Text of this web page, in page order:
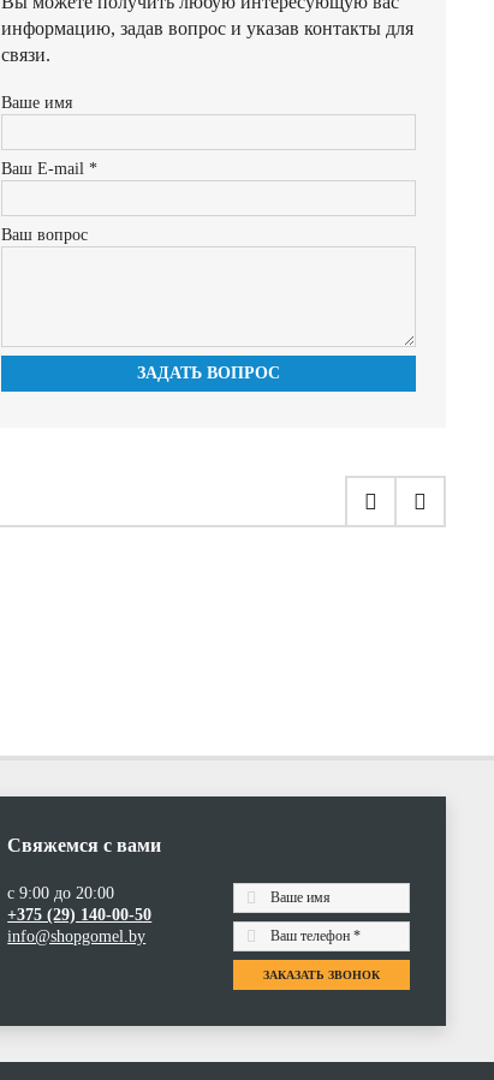
информацию, задав вопрос и указав контакты для
связи.
Ваше имя
Ваш E-mail *
Ваш вопрос
ЗАДАТЬ ВОПРОС
Свяжемся с вами
с 9:00 до 20:00
+375 (29) 140-00-50
info@shopgomel.by
ЗАКАЗАТЬ ЗВОНОК